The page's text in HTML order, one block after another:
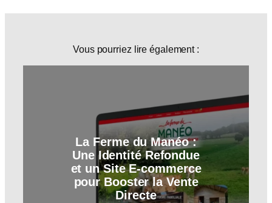
Vous pourriez lire également :
La Ferme du Manéo :
Une Identité Refondue
et un Site E-commerce
pour Booster la Vente
Directe